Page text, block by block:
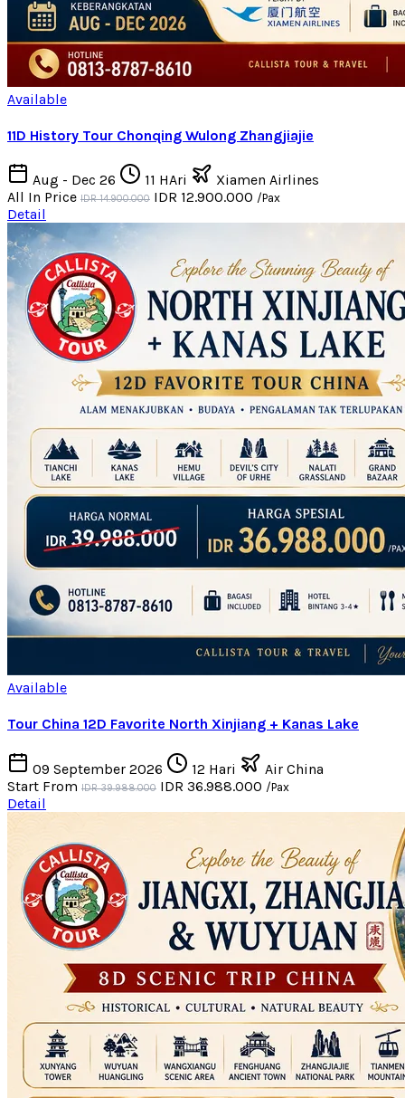
Available
11D History Tour Chonqing Wulong Zhangjiajie
Aug - Dec 26 11 HAri
Xiamen Airlines
All In Price IDR 14.900.000 IDR 12.900.000 /Pax
Detail
Available
Tour China 12D Favorite North Xinjiang + Kanas Lake
09 September 2026 12 Hari
Air China
Start From IDR 39.988.000 IDR 36.988.000 /Pax
Detail